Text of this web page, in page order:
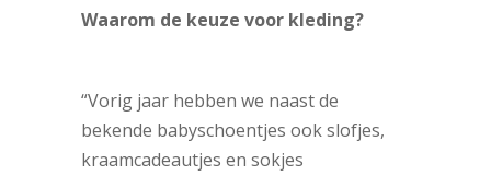
Waarom de keuze voor kleding?
“Vorig jaar hebben we naast de
bekende babyschoentjes ook slofjes,
kraamcadeautjes en sokjes